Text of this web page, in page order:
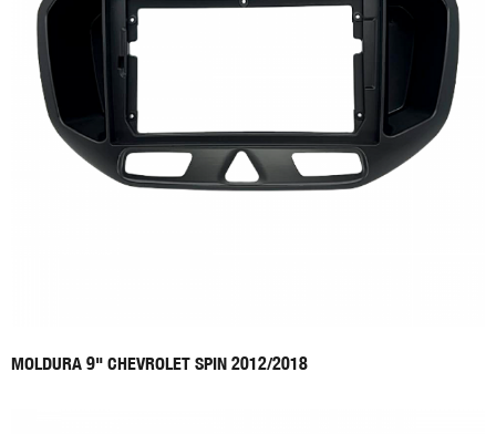
MOLDURA 9" CHEVROLET SPIN 2012/2018